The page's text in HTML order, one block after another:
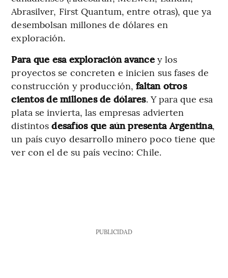
Abrasilver, First Quantum, entre otras), que ya
desembolsan millones de dólares en
exploración.
Para que esa exploración avancey los
proyectos se concreten e inicien sus fases de
construcción y producción,faltan otros
cientos de millones de dólares. Y para que esa
plata se invierta, las empresas advierten
distintosdesafíos que aún presenta Argentina,
un país cuyo desarrollo minero poco tiene que
ver con el de su país vecino: Chile.
PUBLICIDAD